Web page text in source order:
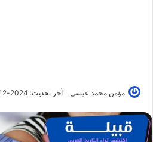
مؤمن محمد عيسي آخر تحديث: 2024-12-02